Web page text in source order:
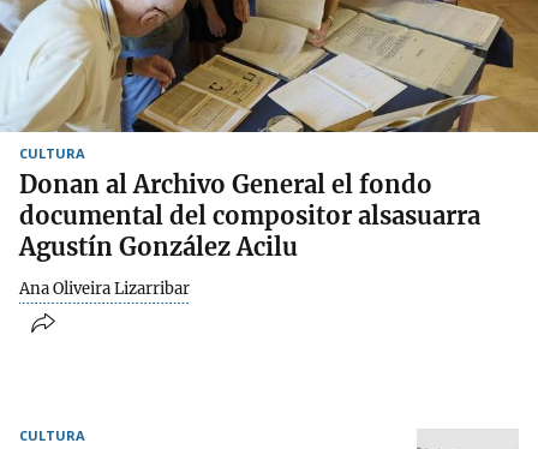
CULTURA
Donan al Archivo General el fondo
documental del compositor alsasuarra
Agustín González Acilu
Ana Oliveira Lizarribar
CULTURA